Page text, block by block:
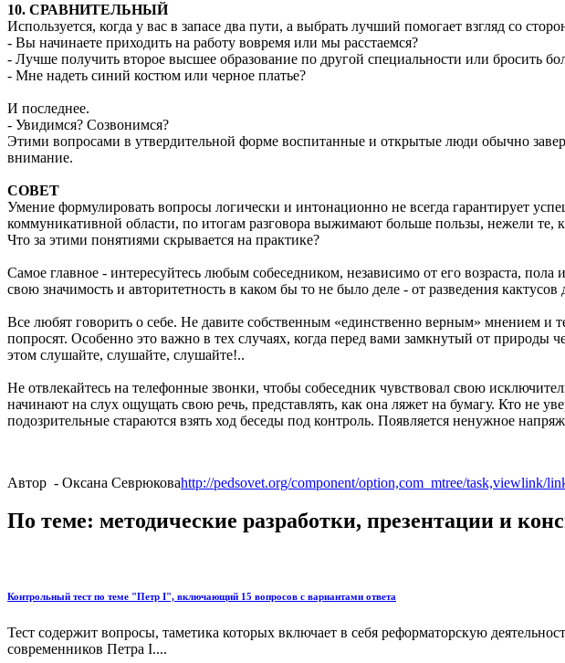
10. СРАВНИТЕЛЬНЫЙ
Используется, когда у вас в запасе два пути, а выбрать лучший помогает взгляд со
- Вы начинаете приходить на работу вовремя или мы расстаемся?
- Лучше получить второе высшее образование по другой специальности или бросить
- Мне надеть синий костюм или черное платье?
И последнее.
- Увидимся? Созвонимся?
Этими вопросами в утвердительной форме воспитанные и открытые люди обычно
внимание.
СОВЕТ
Умение формулировать вопросы логически и интонационно не всегда гарантирует
коммуникативной области, по итогам разговора выжимают больше пользы, нежели
Что за этими понятиями скрывается на практике?
Самое главное - интересуйтесь любым собеседником, независимо от его возраста,
свою значимость и авторитетность в каком бы то не было деле - от разведения
Все любят говорить о себе. Не давите собственным «единственно верным» мнением
попросят. Особенно это важно в тех случаях, когда перед вами замкнутый от природы
этом слушайте, слушайте, слушайте!..
Не отвлекайтесь на телефонные звонки, чтобы собеседник чувствовал свою
начинают на слух ощущать свою речь, представлять, как она ляжет на бумагу. Кто не
подозрительные стараются взять ход беседы под контроль. Появляется ненужное
Автор - Оксана Севрюковаhttp://pedsovet.org/component/option,com_mtree/task,viewlink/
По теме: методические разработки, презентации и
Контрольный тест по теме "Петр I", включающий 15 вопросов с вариантами ответа
Тест содержит вопросы, таметика которых включает в себя реформаторскую
современников Петра I....